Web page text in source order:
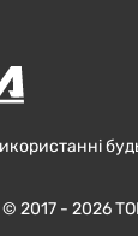
© 2017 - 2026